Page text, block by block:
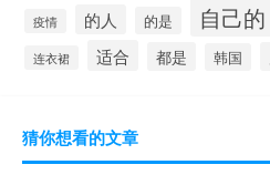
疫情 的人 的是 自己的
连衣裙 适合 都是 韩国
猜你想看的文章